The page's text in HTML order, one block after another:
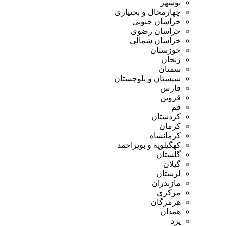
بوشهر
چهارمحال و بختیاری
خراسان جنوبی
خراسان رضوی
خراسان شمالی
خوزستان
زنجان
سمنان
سیستان و بلوچستان
فارس
قزوین
قم
کردستان
کرمان
کرمانشاه
کهگیلویه و بویراحمد
گلستان
گیلان
لرستان
مازندران
مرکزی
هرمزگان
همدان
یزد